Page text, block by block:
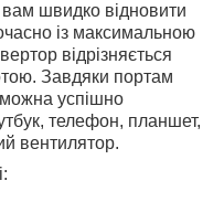
швидко відновити
із максимальною
відрізняється
Завдяки портам
можна успішно
телефон, планшет,
вентилятор.